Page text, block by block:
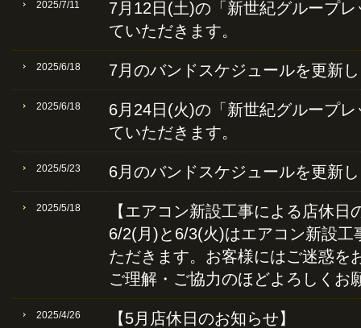
2025/7/11
7月12日(土)の「新世紀グループ
ていただきます。
2025/6/18 7月のバンドスケジュールを更新
2025/6/18
6月24日(火)の「新世紀グループ
ていただきます。
2025/5/23 6月のバンドスケジュールを更新
2025/5/18
【エアコン新設工事による店休日
6/2(月)と6/3(火)はエアコン新設工
ただきます。お客様にはご迷惑を
ご理解・ご協力のほどよろしくお
2025/4/26
【5月店休日のお知らせ】